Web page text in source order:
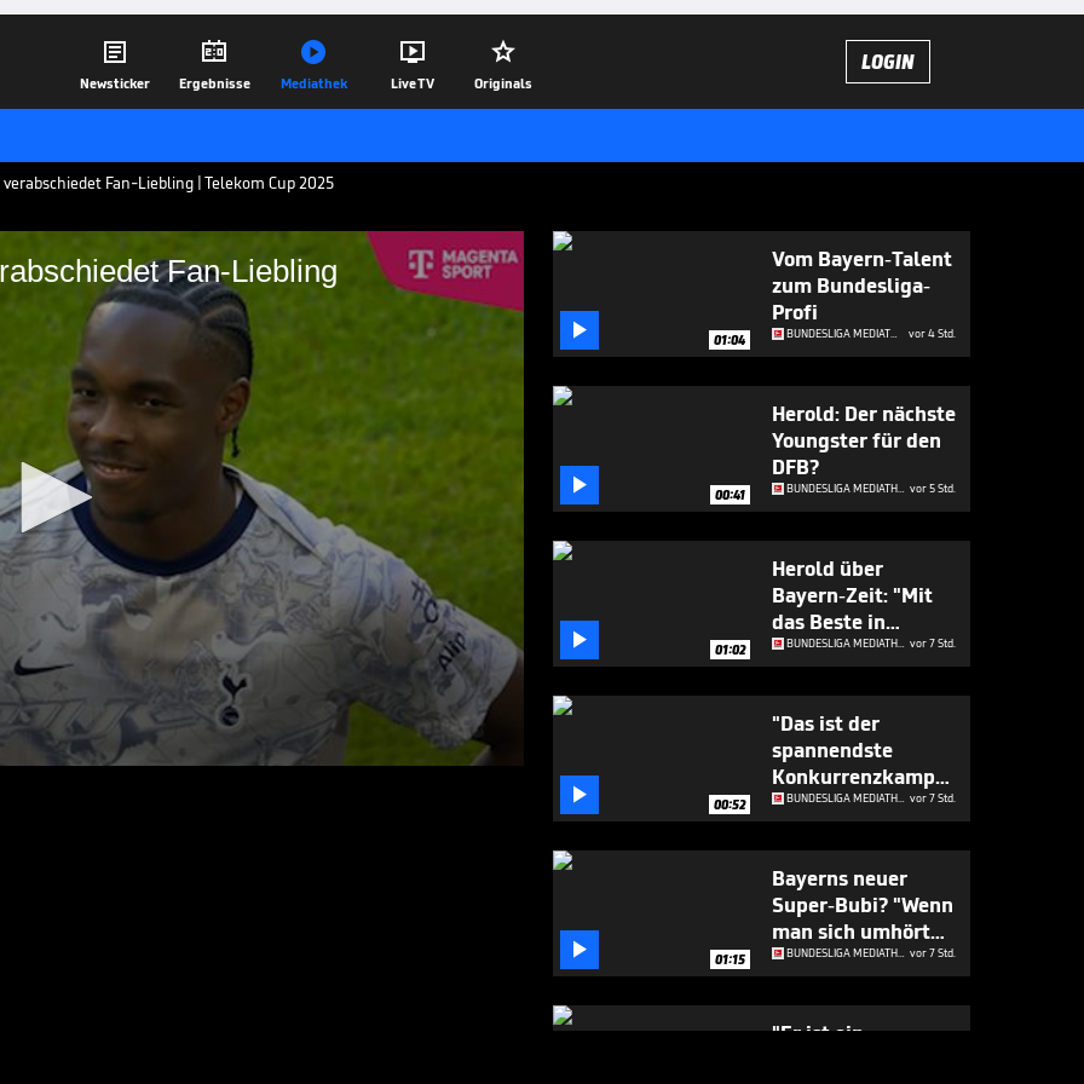

Newsticker

Ergebnisse

Mediathek

Live TV

Originals
LOGIN
Fan-Liebling | Telekom Cup 2025
Fan-Liebling
verabschiedet Fan-
Tel im Bayern-Trikot. Trotzdem
Sympathien bei den Fans, wie man im
konnte. Der Telekom Cup 2025 live
07.08.25
 01:04
Vom Bayern-Talent
zum Bundesliga-
Profi
BUNDESLIGA MEDIATHEK HIGHLIGHTS vor 4 Std.
 00:41
Herold: Der nächste
Youngster für den
DFB?
BUNDESLIGA MEDIATHEK HIGHLIGHTS vor 5 Std.
 01:02
Herold über
Bayern-Zeit: "Mit
das Beste in
Europa"
BUNDESLIGA MEDIATHEK HIGHLIGHTS vor 7 Std.
 00:52
"Das ist der
spannendste
Konkurrenzkampf
beim FC Bayern"
BUNDESLIGA MEDIATHEK HIGHLIGHTS vor 7 Std.
 01:15
Bayerns neuer
Super-Bubi? "Wenn
man sich umhört
..."
BUNDESLIGA MEDIATHEK HIGHLIGHTS vor 7 Std.
"Er ist ein